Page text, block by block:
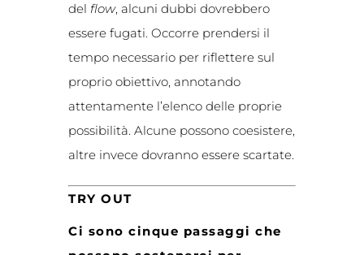
del flow, alcuni dubbi dovrebbero
essere fugati. Occorre prendersi il
tempo necessario per riflettere sul
proprio obiettivo, annotando
attentamente l’elenco delle proprie
possibilità. Alcune possono coesistere,
altre invece dovranno essere scartate.
TRY OUT
Ci sono cinque passaggi che